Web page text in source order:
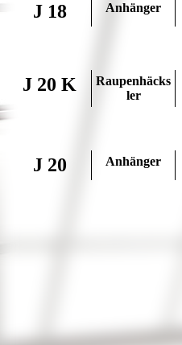
J 18 Anhänger
J 20 K
Raupenhäcks
ler
J 20 Anhänger